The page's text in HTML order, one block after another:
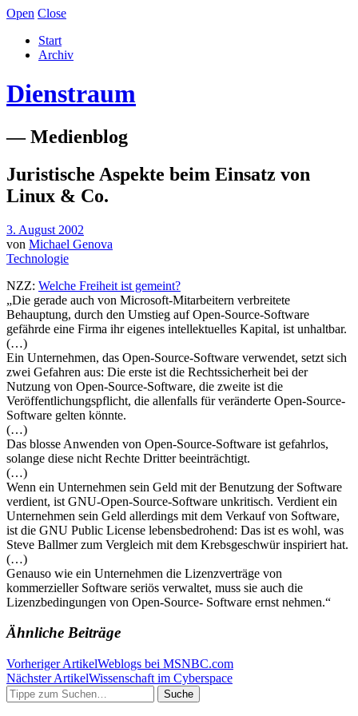
Open Close
Start
Archiv
Dienstraum
— Medienblog
Juristische Aspekte beim Einsatz von
Linux & Co.
3. August 2002
von Michael Genova
Technologie
NZZ: Welche Freiheit ist gemeint?
„Die gerade auch von Microsoft-Mitarbeitern verbreitete
Behauptung, durch den Umstieg auf Open-Source-Software
gefährde eine Firma ihr eigenes intellektuelles Kapital, ist unhaltbar.
(…)
Ein Unternehmen, das Open-Source-Software verwendet, setzt sich
zwei Gefahren aus: Die erste ist die Rechtssicherheit bei der
Nutzung von Open-Source-Software, die zweite ist die
Veröffentlichungspflicht, die allenfalls für veränderte Open-Source-
Software gelten könnte.
(…)
Das blosse Anwenden von Open-Source-Software ist gefahrlos,
solange diese nicht Rechte Dritter beeinträchtigt.
(…)
Wenn ein Unternehmen sein Geld mit der Benutzung der Software
verdient, ist GNU-Open-Source-Software unkritisch. Verdient ein
Unternehmen sein Geld allerdings mit dem Verkauf von Software,
ist die GNU Public License lebensbedrohend: Das ist es wohl, was
Steve Ballmer zum Vergleich mit dem Krebsgeschwür inspiriert hat.
(…)
Genauso wie ein Unternehmen die Lizenzverträge von
kommerzieller Software seriös verwaltet, muss sie auch die
Lizenzbedingungen von Open-Source- Software ernst nehmen.“
Ähnliche Beiträge
Vorheriger ArtikelWeblogs bei MSNBC.com
Nächster ArtikelWissenschaft im Cyberspace
Suche